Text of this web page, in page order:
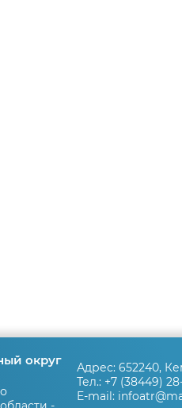
округ
Адрес: 652240,
Тел.: +7 (38449)
E-mail: